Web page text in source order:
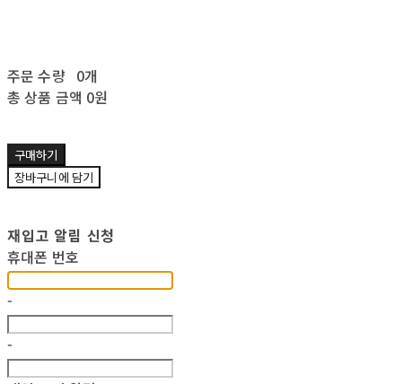
주문 수량 0개
총 상품 금액 0원
구매하기
장바구니에 담기
재입고 알림 신청
휴대폰 번호
-
-